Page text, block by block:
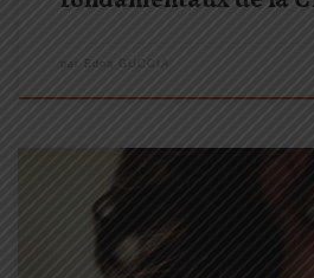
par Edna GUCCIA
Je partage avec vous 9 habitudes qui